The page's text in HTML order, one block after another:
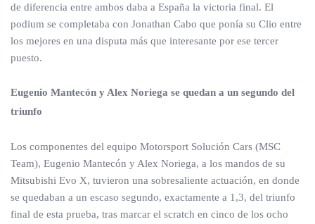
de diferencia entre ambos daba a España la victoria final. El
podium se completaba con Jonathan Cabo que ponía su Clio entre
los mejores en una disputa más que interesante por ese tercer
puesto.
Eugenio Mantecón y Alex Noriega se quedan a un segundo del
triunfo
Los componentes del equipo Motorsport Solución Cars (MSC
Team), Eugenio Mantecón y Alex Noriega, a los mandos de su
Mitsubishi Evo X, tuvieron una sobresaliente actuación, en donde
se quedaban a un escaso segundo, exactamente a 1,3, del triunfo
final de esta prueba, tras marcar el scratch en cinco de los ocho